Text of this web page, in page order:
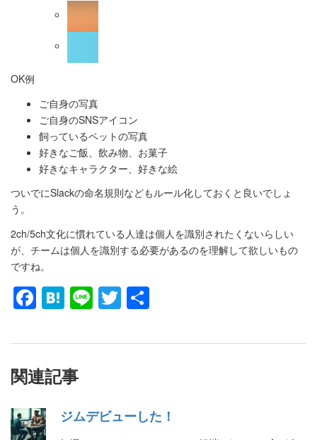
OK例
ご自身の写真
ご自身のSNSアイコン
飼っているペットの写真
好きなご飯、飲み物、お菓子
好きなキャラクター、好きな絵
ついでにSlackの命名規則などもルール化しておくと良いでしょ
う。
2ch/5ch文化に慣れている人達は個人を識別されたくないらしい
が、チームは個人を識別する必要があるのを理解して欲しいもの
ですね。
Facebook
Hatena
LineTwitter
関連記事
ジムデビューした！